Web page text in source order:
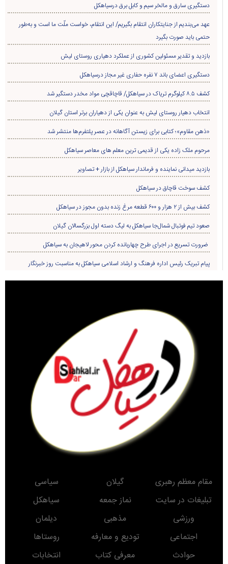
دستگیری سارق و مالخر سیم و کابل برق درسیاهکل
عهد می‌بندیم از جنایتکاران انتقام بگیریم/ این انتقام، خواست ملّت ما است و به‌طور
حتمی باید صورت بگیرد
بازدید و تقدیر مسئولین کشوری از عملکرد دهیاری روستای لیش
دستگیری اعضای باند ۷ نفره حفاری غير مجاز درسیاهکل
کشف ۸.۵ کیلوگرم تریاک در سیاهکل/ قاچاقچی مواد مخدر دستگیر شد
انتخاب دهیار روستای لیش به عنوان یکی از دهیاران برتر استان گیلان
«ذهن مقاوم»؛ کتابی برای زیستن آگاهانه در عصر پلتفرم‌ها منتشر شد
مرحوم ملک زاده یکی از قدیمی ترین معلم های معاصر سیاهکل
بازدید میدانی نماینده و فرماندار سیاهکل از بازار + تصاویر
کشف سوخت قاچاق در سياهکل
کشف بیش از ۲ هزار و ۶۰۰ قطعه مرغ زنده بدون مجوز در سیاهکل
صعود تیم فوتبال شمال‌جا‌ سیاهکل به لیگ دسته اول بزرگسالان گیلان
ضرورت تسریع در اجرای طرح چهاربانده کردن محور لاهیجان به سیاهکل
پیام تبریک رئیس اداره فرهنگ و ارشاد اسلامی سیاهکل به مناسبت روز خبرنگار
مقام معظم رهبری گیلان
سیاسی
تبلیغات در سایت
نماز جمعه
سیاهکل
ورزشی
مذهبی
دیلمان
اجتماعی
تودیع و معارفه
روستاها
حوادث
معرفی کتاب انتخابات